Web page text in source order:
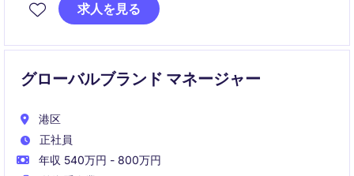
求人を見る
グローバルブランド マネージャー
港区
正社員
年収 540万円 - 800万円